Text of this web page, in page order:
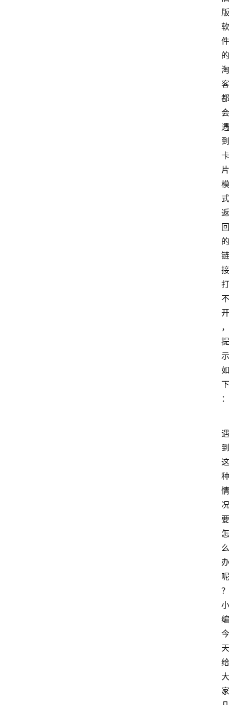
版
软
件
的
淘
客
都
会
遇
到
卡
片
模
式
返
回
的
链
接
打
不
开
，
提
示
如
下
：
遇
到
这
种
情
况
要
怎
么
办
呢
？
小
编
今
天
给
大
家